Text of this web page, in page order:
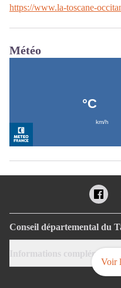
Voir
https://www.la-toscane-
Météo
Conseil départemental du
Informations